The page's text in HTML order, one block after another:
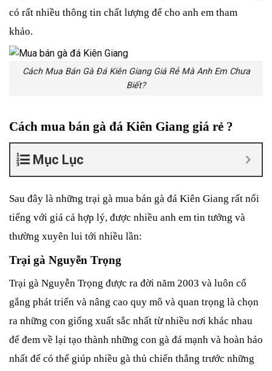
có rất nhiều thông tin chất lượng để cho anh em tham
khảo.
Cách Mua Bán Gà Đá Kiên Giang Giá Rẻ Mà Anh Em Chưa
Biết?
Cách mua bán gà đá Kiên Giang giá rẻ ?
Mục Lục
Sau đây là những trại gà mua bán gà đá Kiên Giang rất nổi
tiếng với giá cả hợp lý, được nhiều anh em tin tưởng và
thường xuyên lui tới nhiều lần:
Trại gà Nguyễn Trọng
Trại gà Nguyễn Trọng được ra đời năm 2003 và luôn cố
gắng phát triển và nâng cao quy mô và quan trọng là chọn
ra những con giống xuất sắc nhất từ nhiều nơi khác nhau
để đem về lại tạo thành những con gà đá mạnh và hoàn hảo
nhất để có thể giúp nhiều gà thủ chiến thắng trước những